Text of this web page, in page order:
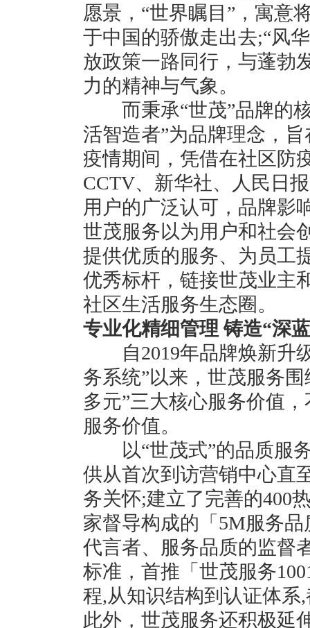
愿景，“世界瞩目”，寓意
于中国的骄傲走出去;“风
放政策一路同行，与蓬勃
力的精神与气象。
而秉承“世茂”品牌的核
活智造者”为品牌理念，
疫情期间，凭借在社区防
CCTV、新华社、人民日
用户的广泛认可，品牌影
世茂服务以为用户和社会
提供优质的服务、为员工
优秀标杆，链接世茂业主
社区生活服务生态圈。
专业化精细管理 铸造“深
自2019年品牌焕新升级
务系统”以来，世茂服务
多元”三大核心服务价值
服务价值。
以“世茂式”的品质服务
供从首次到访营销中心直
务关怀;建立了完善的400
家督导构成的「5M服务
代言者、服务品质的监督
标准，首推「世茂服务
程,从知识结构到认证体
此外，世茂服务还积极延